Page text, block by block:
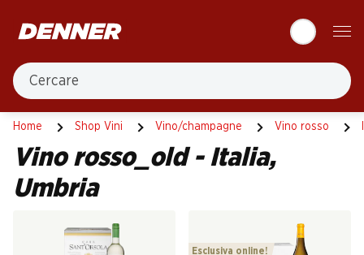
Cercare
Home Shop Vini Vino/champagne Vino rosso
Vino rosso_old - Italia,
Umbria
Italia
Esclusiva online!